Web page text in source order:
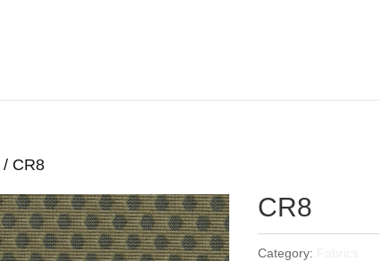
/ CR8
CR8
Category: